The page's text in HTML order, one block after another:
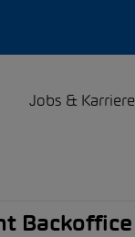
Jobs & Karriere
Backoffice